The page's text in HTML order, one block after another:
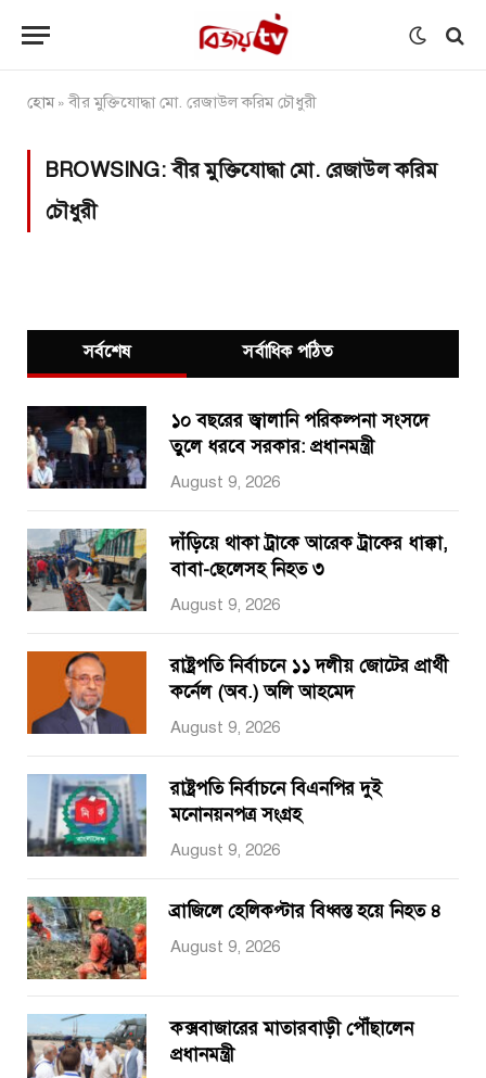
হোম»বীর মুক্তিযোদ্ধা মো. রেজাউল করিম চৌধুরী
BROWSING:বীর মুক্তিযোদ্ধা মো. রেজাউল করিম
চৌধুরী
সর্বশেষ সর্বাধিক পঠিত
১০ বছরের জ্বালানি পরিকল্পনা সংসদে
তুলে ধরবে সরকার: প্রধানমন্ত্রী
August 9, 2026
দাঁড়িয়ে থাকা ট্রাকে আরেক ট্রাকের ধাক্কা,
বাবা-ছেলেসহ নিহত ৩
August 9, 2026
রাষ্ট্রপতি নির্বাচনে ১১ দলীয় জোটের প্রার্থী
কর্নেল (অব.) অলি আহমেদ
August 9, 2026
রাষ্ট্রপতি নির্বাচনে বিএনপির দুই
মনোনয়নপত্র সংগ্রহ
August 9, 2026
ব্রাজিলে হেলিকপ্টার বিধ্বস্ত হয়ে নিহত ৪
August 9, 2026
কক্সবাজারের মাতারবাড়ী পৌঁছালেন
প্রধানমন্ত্রী